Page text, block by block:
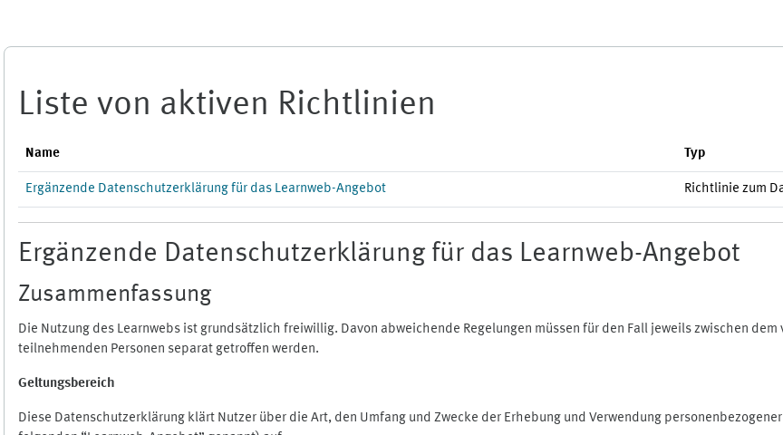
Liste von aktiven Richtlinien
Name Typ
Ergänzende Datenschutzerklärung für das Learnweb-Angebot Richtlinie zum
Ergänzende Datenschutzerklärung für das Learnweb-Angebot
Zusammenfassung
Die Nutzung des Learnwebs ist grundsätzlich freiwillig. Davon abweichende Regelungen müssen für den Fall jeweils zwischen
teilnehmenden Personen separat getroffen werden.
Geltungsbereich
Diese Datenschutzerklärung klärt Nutzer über die Art, den Umfang und Zwecke der Erhebung und Verwendung